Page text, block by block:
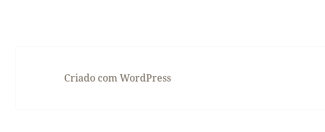
Criado com WordPress